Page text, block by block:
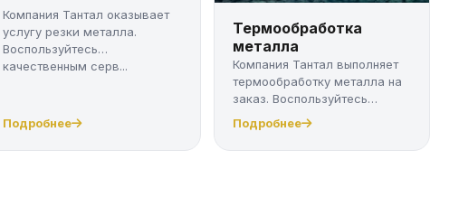
Компания Тантал оказывает
услугу резки металла.
Воспользуйтесь
качественным серв...
Подробнее
Термообработка
металла
Компания Тантал выполняет
термообработку металла на
заказ. Воспользуйтесь
качест...
Подробнее